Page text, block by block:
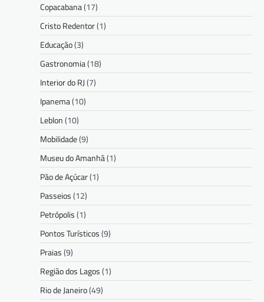
Copacabana(17)
Cristo Redentor(1)
Educação(3)
Gastronomia(18)
Interior do RJ(7)
Ipanema(10)
Leblon(10)
Mobilidade(9)
Museu do Amanhã(1)
Pão de Açúcar(1)
Passeios(12)
Petrópolis(1)
Pontos Turísticos(9)
Praias(9)
Região dos Lagos(1)
Rio de Janeiro(49)